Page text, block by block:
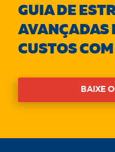
GUIA DE
AVANÇADAS
CUSTOS
BAIXE